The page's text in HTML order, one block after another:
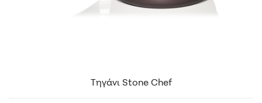
Τηγάνι Stone Chef